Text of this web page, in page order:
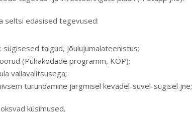
edasised tegevused:
talgud, jõulujumala­teenistus;
(Pühakodade programm, KOP);
vallavalitsusega;
turundamine järgmisel kevadel-suvel-sügisel jne;
küsimused.